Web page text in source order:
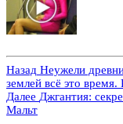
Назад Неужели
землей всё это
Далее Джгантия:
Мальт